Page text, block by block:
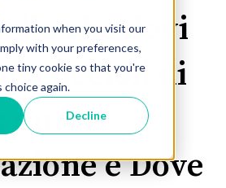
when you visit our
with your preferences,
tiny cookie so that you're
again.
Decline
che devi
cuccioli di
Cura,
e Dove